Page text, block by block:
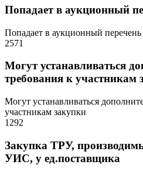
Попадает в аукционный
Попадает в аукционный перечень
2571
Могут устанавливаться
требования к участникам
Могут устанавливаться
участникам закупки
1292
Закупка ТРУ,
УИС, у ед.поставщика